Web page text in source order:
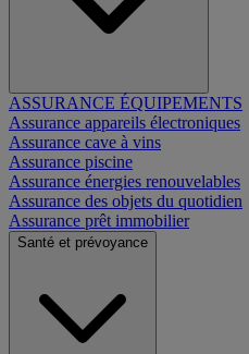
ASSURANCE ÉQUIPEMENTS
Assurance appareils électroniques
Assurance cave à vins
Assurance piscine
Assurance énergies renouvelables
Assurance des objets du quotidien
Assurance prêt immobilier
Santé et prévoyance